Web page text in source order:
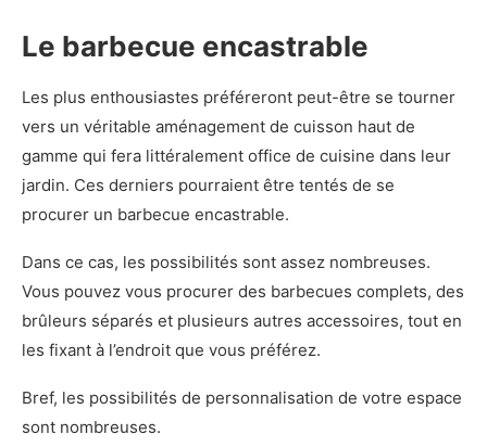
Le barbecue encastrable
Les plus enthousiastes préféreront peut-être se tourner
vers un véritable aménagement de cuisson haut de
gamme qui fera littéralement office de cuisine dans leur
jardin. Ces derniers pourraient être tentés de se
procurer un barbecue encastrable.
Dans ce cas, les possibilités sont assez nombreuses.
Vous pouvez vous procurer des barbecues complets, des
brûleurs séparés et plusieurs autres accessoires, tout en
les fixant à l’endroit que vous préférez.
Bref, les possibilités de personnalisation de votre espace
sont nombreuses.